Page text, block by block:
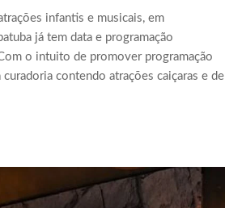
infantis e musicais, em
já tem data e programação
o intuito de promover programação
contendo atrações caiçaras e de